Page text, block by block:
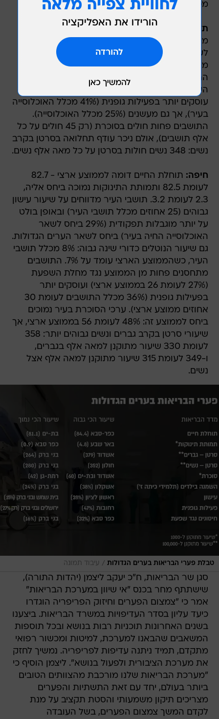
מכלל האוכלסייה).
תל אביב-יפו:
העיר השנייה בגודלה בישראל
לעומת 3.2 ושיעור נמוך משמעותית של בעלי
מוגבלות תפקודית. גם הערכה עצמית של בריאות
התושבים היא גבוהה יותר: 91% ביחס לממוצע בין
עוסקים יותר בפעילות גופנית (41% מכלל האוכלוסייה
בעיר), אך גם מעשנים (25% מכלל האוכלוסייה).
התושבים פחות חולים בסוכרת (רק 45 חולים על כל
אלף תושבים), אולם ניכר עודף תחלואה בסרטן בקרב
נשים: 348 נשים חולות בסרטן על כל מאה אלף נשים.
חיפה:
תוחלת החיים דומה לממוצע ארצי - 82.7
לעומת 82.5 ותמותת התינוקות נמוכה ביחס אליה,
2.3 לעומת 3.2. תושבי העיר מדווחים על שיעור עישון
גבוהים (25 אחוזים מכלל תושבי העיר) ובאופן בולט
על יותר מוגבלות תפקודית (29% ביחס לשאר
האוכלוסייה החיה בעיר) ביחס לשאר הערים הגדולות.
גם שיעור הנוטלים כדורי שינה גבוה: 8% מכלל תושבי
העיר, כשהממוצע הארצי עומד על 7%. התושבים
מתחסנים פחות מן הממוצע נגד מחלת השפעת
(27% לעומת 26 בממוצע ארצי) ועוסקים יותר
בפעילות גופנית (36% מכלל התושבים לעומת 30
אחוזים ממוצע ארצי). ערכי הסוכרת בעיר נמוכים
ביחס לממוצע זה: 48% לעומת 56 בממוצע ארצי, אך
שיעורי סרטן בקרב גברים ונשים גבוהים יותר: 358
לעומת 330 שיעור מתוקנן למאה אלף בגברים,
ו-349 לעומת 315 שיעור מתוקנן למאה אלף אצל
נשים.
טבלת פערי הבריאות בערים הגדולות / עיבוד תמונה
סגן שר הבריאות, ח"כ יעקב ליצמן (יהדות התורה),
שישתתף מחר בכנס "אי שיוון במערכת הבריאות"
אמר כי "צמצום הפערים וחיזוק הפריפריה הוגדרו
כיעד עליון בסדר העדיפויות במשרד הבריאות. ביצענו
בשנים האחרונות תוכניות רבות בנושא ובכל תוספות
המשאבים שהבאנו למערכת, למיטות ומכשור רפואי
מתקדם, תמיד ניתנה עדיפות לפריפריה. נמשיך לחזק
את מערכת הציבורית ולפעול בנושא". ליצמן הוסיף כי
"מערכת הבריאות שלנו מורכבת מהצוותים הטובים
ביותר בעולם, יחד עם זאת התשתיות והפערים
מצריכים תיקון משמעותי והסטת תקציב על מנת
לקדם המשך צמצום הפערים, בשל העובדה